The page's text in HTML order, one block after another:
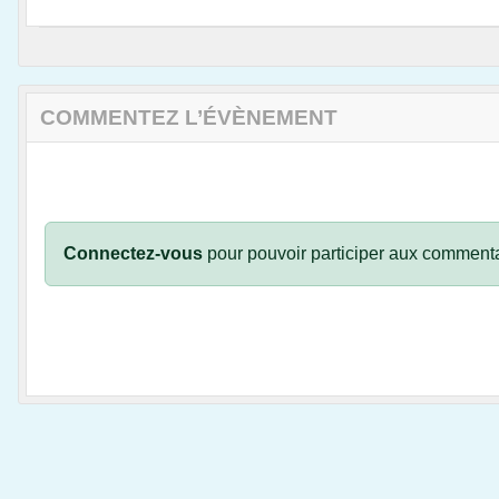
COMMENTEZ L’ÉVÈNEMENT
Connectez-vous pour pouvoir participer aux